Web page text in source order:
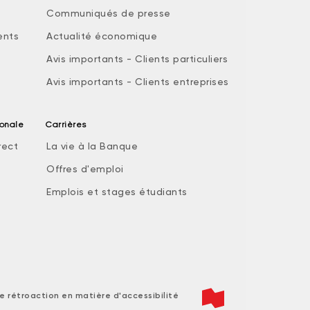
Communiqués de presse
Actualité économique
Avis importants - Clients particuliers
Avis importants - Clients entreprises
Carrières
La vie à la Banque
Offres d'emploi
Emplois et stages étudiants
rétroaction en matière d'accessibilité